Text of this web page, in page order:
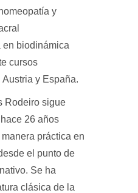
y
en biodinámica
cursos
y España.
Rodeiro sigue
26 años
práctica en
el punto de
Se ha
clásica de la